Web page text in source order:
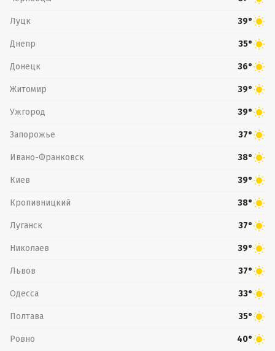
Луцк 39°
Днепр 35°
Донецк 36°
Житомир 39°
Ужгород 39°
Запорожье 37°
Ивано-Франковск 38°
Киев 39°
Кропивницкий 38°
Луганск 37°
Николаев 39°
Львов 37°
Одесса 33°
Полтава 35°
Ровно 40°